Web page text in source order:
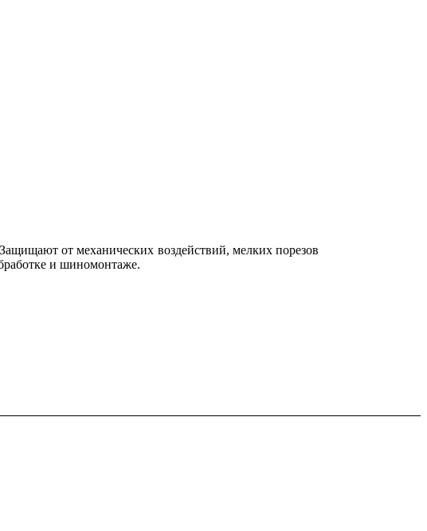
от механических воздействий, мелких порезов
и шиномонтаже.